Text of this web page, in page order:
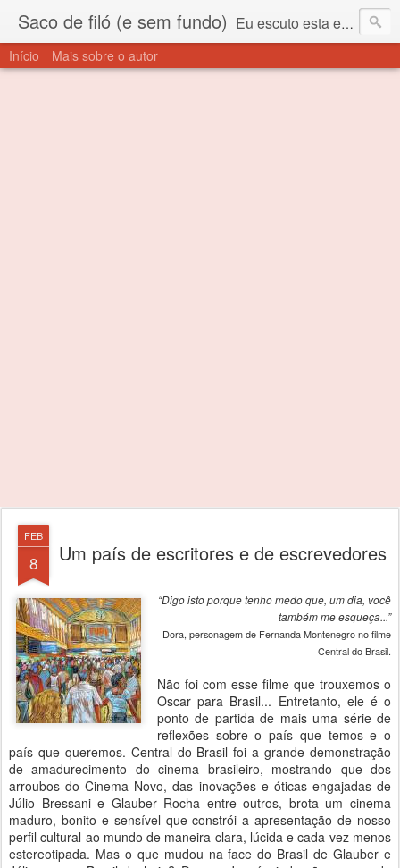
Saco de filó (e sem fundo) Eu escuto esta expressão "saco de filó" desde criança. Para quem não sabe, filó é um tecido todo furadinho e permite que um saco feito com ele, mesmo que muito exposto ao ar soprado para dentro, nunca vai se encher. Aí está o propósito deste nome... Para viver em sociedade tem que ter saco de filó.
Início Mais sobre o autor
FEB
8 Um país de escritores e de escrevedores
“Digo isto porque tenho medo que, um dia, você
também me esqueça...”
Dora, personagem de Fernanda Montenegro no filme
Central do Brasil.
Não foi com esse filme que trouxemos o
Oscar para Brasil... Entretanto, ele é o
ponto de partida de mais uma série de
reflexões sobre o país que temos e o
país que queremos. Central do Brasil foi a grande demonstração
de amadurecimento do cinema brasileiro, mostrando que dos
arroubos do Cinema Novo, das inovações e óticas engajadas de
Júlio Bressani e Glauber Rocha entre outros, brota um cinema
maduro, bonito e sensível que constrói a apresentação de nosso
perfil cultural ao mundo de maneira clara, lúcida e cada vez menos
estereotipada. Mas o que mudou na face do Brasil de Glauber e